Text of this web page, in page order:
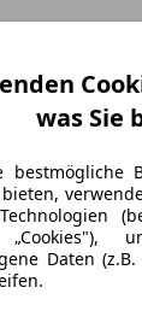
was Sie
bestmögliche
„Cookies"),
Daten